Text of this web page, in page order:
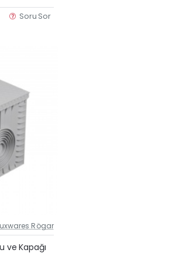
Soru Sor
Güncel Fiyat
Rögar
ve Kapağı